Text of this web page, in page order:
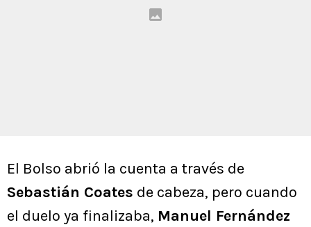
El Bolso abrió la cuenta a través de
Sebastián Coates de cabeza, pero cuando
el duelo ya finalizaba, Manuel Fernández